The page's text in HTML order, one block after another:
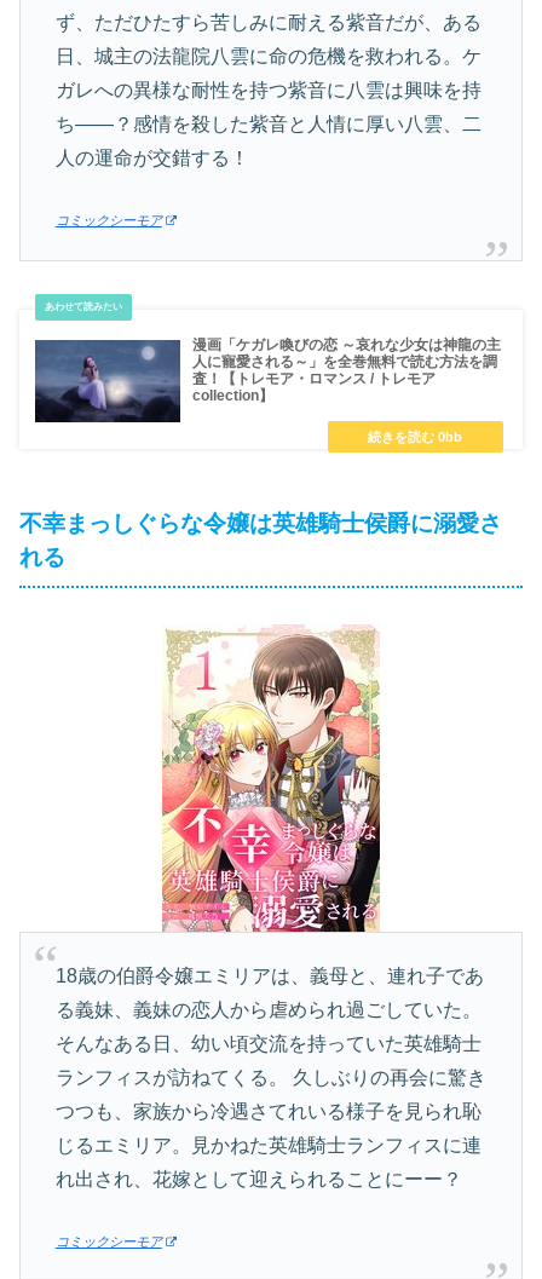
ず、ただひたすら苦しみに耐える紫音だが、ある
日、城主の法龍院八雲に命の危機を救われる。ケ
ガレへの異様な耐性を持つ紫音に八雲は興味を持
ち――？感情を殺した紫音と人情に厚い八雲、二
人の運命が交錯する！
コミックシーモア
漫画「ケガレ喚びの恋 ～哀れな少女は神龍の主
人に寵愛される～」を全巻無料で読む方法を調
査！【トレモア・ロマンス / トレモア
collection】
不幸まっしぐらな令嬢は英雄騎士侯爵に溺愛さ
れる
18歳の伯爵令嬢エミリアは、義母と、連れ子であ
る義妹、義妹の恋人から虐められ過ごしていた。
そんなある日、幼い頃交流を持っていた英雄騎士
ランフィスが訪ねてくる。 久しぶりの再会に驚き
つつも、家族から冷遇さてれいる様子を見られ恥
じるエミリア。見かねた英雄騎士ランフィスに連
れ出され、花嫁として迎えられることにーー？
コミックシーモア